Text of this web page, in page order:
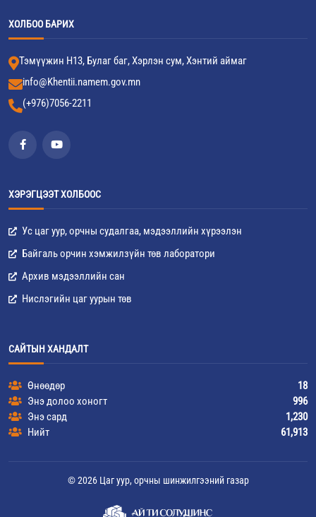
ХОЛБОО БАРИХ
Тэмүүжин Н13, Булаг баг, Хэрлэн сум, Хэнтий аймаг
info@Khentii.namem.gov.mn
(+976)7056-2211
ХЭРЭГЦЭЭТ ХОЛБООС
Ус цаг уур, орчны судалгаа, мэдээллийн хүрээлэн
Байгаль орчин хэмжилзүйн төв лаборатори
Архив мэдээллийн сан
Нислэгийн цаг уурын төв
САЙТЫН ХАНДАЛТ
Өнөөдөр
18
Энэ долоо хоногт
996
Энэ сард
1,230
Нийт
61,913
© 2026 Цаг уур, орчны шинжилгээний газар